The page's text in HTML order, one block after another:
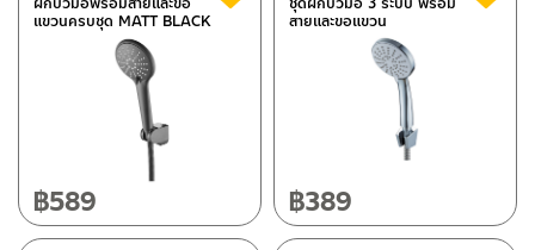
แขวนครบชุด MATT BLACK
฿589
สายและขอแขวน
฿389